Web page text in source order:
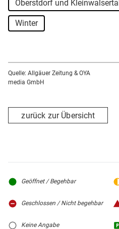
Oberstdorf und Kleinwalsertal
Winter
Quelle: Allgäuer Zeitung & OYA
media GmbH
zurück zur Übersicht
Geöffnet / Begehbar
Geschlossen / Nicht begehbar
Keine Angabe